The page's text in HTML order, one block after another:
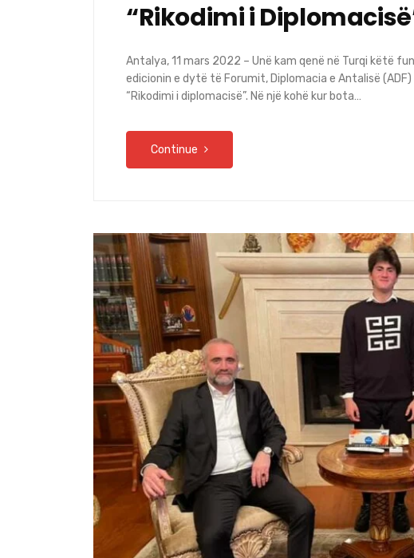
“Rikodimi i
Antalya, 11 mars 2022 – Unë kam qenë në Turqi këtë
edicionin e dytë të Forumit, Diplomacia e Antalisë
“Rikodimi i diplomacisë”. Në një kohë kur bota…
Continue